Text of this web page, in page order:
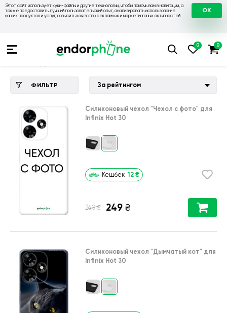
Этот сайт использует куки-файлы и другие технологии, чтобы помочь вам в навигации, а
также предоставить лучший пользовательский опыт, анализировать использование
наших продуктов и услуг, повысить качество рекламных и маркетинговых активностей.
OK
💙 Чехлы на Infinix 💛 Чехол для Infinix
ФИЛЬТР За рейтингом
Силиконовый чехол "Чехол с фото" для
Infinix Hot 30
Кешбек 12 ₴
360 ₴ 249 ₴
Силиконовый чехол "Дымчатый кот" для
Infinix Hot 30